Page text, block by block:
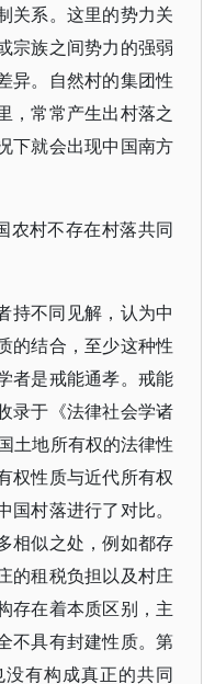
关系。这里的势力关
宗族之间势力的强弱
异。自然村的集团性
，常常产生出村落之
下就会出现中国南方
农村不存在村落共同
持不同见解，认为中
的结合，至少这种性
者是戒能通孝。戒能
录于《法律社会学诸
土地所有权的法律性
权性质与近代所有权
村落进行了对比。
相似之处，例如都存
的租税负担以及村庄
存在着本质区别，主
不具有封建性质。第
有构成真正的共同